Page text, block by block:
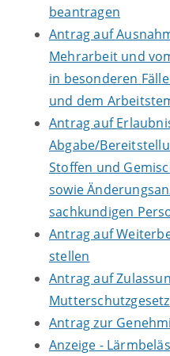
beantragen
Antrag auf
Mehrarbeit und
in besonderen
und dem
Antrag auf
Abgabe/
Stoffen und
sowie
sachkundigen
Antrag auf
stellen
Antrag auf
Mutterschutzgesetz
Antrag zur
Anzeige -